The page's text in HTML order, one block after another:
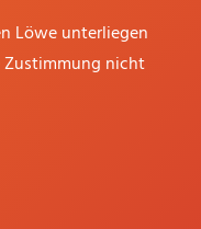
Löwe unterliegen
Zustimmung nicht